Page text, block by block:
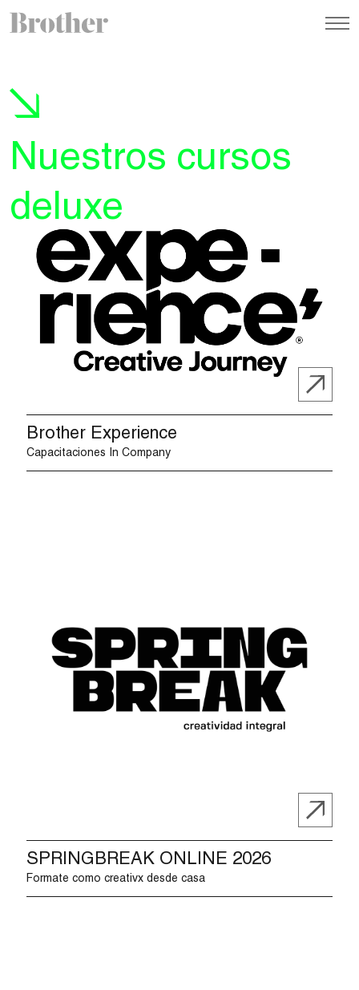
Nuestros cursos
deluxe
Brother Experience
Capacitaciones In Company
SPRINGBREAK ONLINE 2026
Formate como creativx desde casa